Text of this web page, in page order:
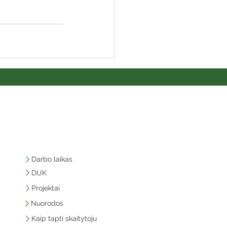
Darbo laikas
DUK
Projektai
Nuorodos
Kaip tapti skaitytoju